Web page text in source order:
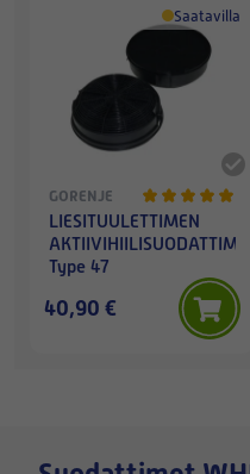
Saatavilla
GORENJE
LIESITUULETTIMEN
AKTIIVIHIILISUODATTIMET,
Type 47
40,90 €